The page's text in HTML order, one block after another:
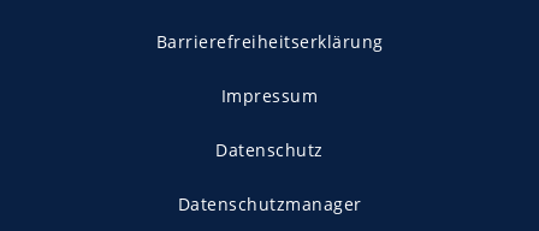
Barrierefreiheitserklärung
Impressum
Datenschutz
Datenschutzmanager